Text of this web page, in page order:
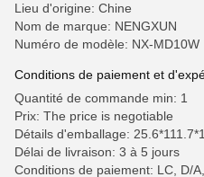
Lieu d'origine: Chine
Nom de marque: NENGXUN
Numéro de modèle: NX-MD10W
Conditions de paiement et
Quantité de commande min: 1
Prix: The price is negotiable
Détails d'emballage:
Délai de livraison: 3 à 5 jours
Conditions de paiement: LC, D/